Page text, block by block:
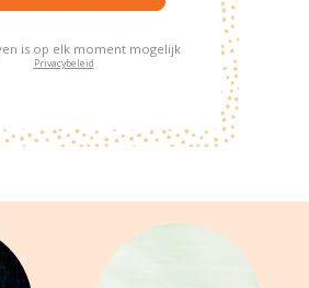
is op elk moment mogelijk
Privacybeleid